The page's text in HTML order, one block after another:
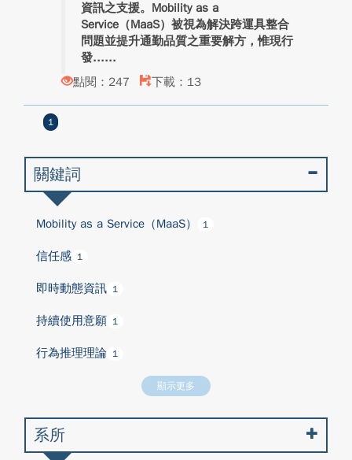
資訊之支援。Mobility as a
Service（MaaS）被視為解決跨運具整合
問題並提升通勤品質之重要解方，惟現行
發...
點閱：247
下載：13
1
關鍵詞
Mobility as a Service（MaaS） 1
信任感 1
即時動態資訊 1
持續使用意願 1
行為推理理論 1
顯示更多
系所